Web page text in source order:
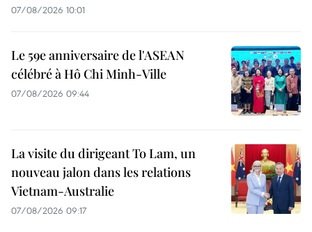
07/08/2026 10:01
Le 59e anniversaire de l'ASEAN
célébré à Hô Chi Minh-Ville
07/08/2026 09:44
La visite du dirigeant To Lam, un
nouveau jalon dans les relations
Vietnam-Australie
07/08/2026 09:17